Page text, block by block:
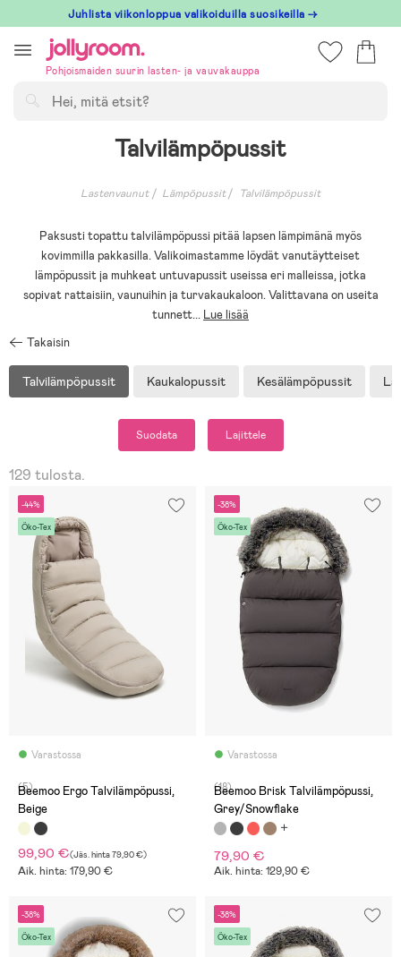
till
innehållet
Juhlista viikonloppua valikoiduilla suosikeilla →
Pohjoismaiden suurin lasten- ja vauvakauppa
Talvilämpöpussit
Lastenvaunut Lämpöpussit Talvilämpöpussit
Paksusti topattu talvilämpöpussi pitää lapsen lämpimänä myös
kovimmilla pakkasilla. Valikoimastamme löydät vanutäytteiset
lämpöpussit ja muhkeat untuvapussit useissa eri malleissa, jotka
sopivat rattaisiin, vaunuihin ja turvakaukaloon. Valittavana on useita
tunnett... Lue lisää
Takaisin
Talvilämpöpussit Kaukalopussit Kesälämpöpussit
Suodata Lajittele
129 tulosta.
-44%
Öko-Tex
Varastossa
(5)
Beemoo Ergo Talvilämpöpussi,
Beige
99,90 €(Jäs. hinta79,90 €)
Aik. hinta: 179,90 €
-38%
Öko-Tex
Varastossa
(18)
Beemoo Brisk Talvilämpöpussi,
Grey/Snowflake
79,90 €
Aik. hinta: 129,90 €
-38%
Öko-Tex
-38%
Öko-Tex